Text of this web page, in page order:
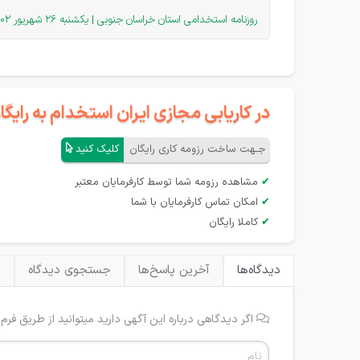
روزنامه استخدامی استان خراسان جنوبی | یکشنبه 26 شهریور 1402
در کاریابی مجازی ایران استخدام به
جـهت ساخت رزومه کاری رایگان کلیک کنید
✔ مشاهده رزومه شما توسط کارفرمایان معتبر
✔ امکان تماس کارفرمایان با شما
✔ کاملا رایگان
دیدگاه‌ها آخرین پاسخ‌ها جستجوی دیدگاه
اگر دیدگاهی درباره این آگهی دارید میتوانید از طریق